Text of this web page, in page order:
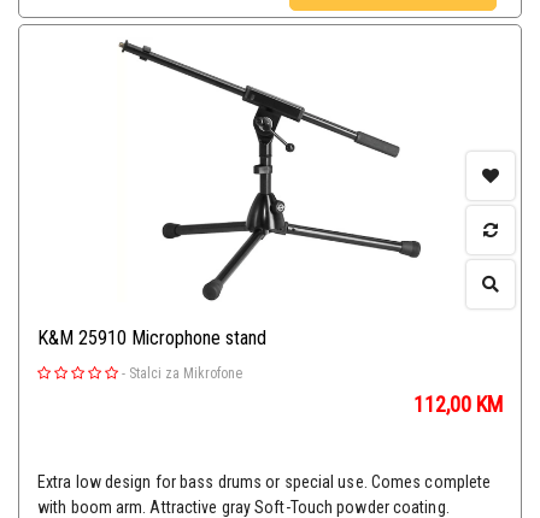
K&M 25910 Microphone stand
- Stalci za Mikrofone
112,00 KM
Extra low design for bass drums or special use. Comes complete
with boom arm. Attractive gray Soft-Touch powder coating.